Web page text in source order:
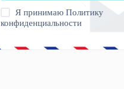
Я принимаюПолитику
конфиденциальности